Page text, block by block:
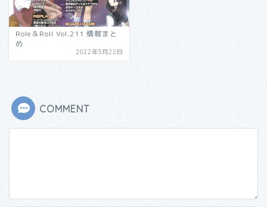
Role＆Roll Vol.211 情報まと
め
2022年5月22日
COMMENT